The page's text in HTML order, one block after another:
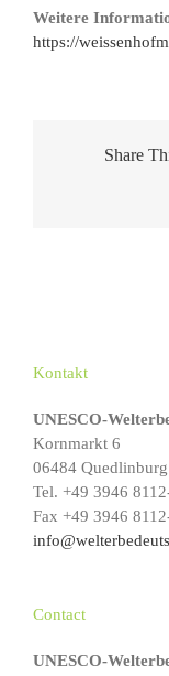
Weitere
https://
Share
Kontakt
UNESCO-
Kornmarkt 6
06484 Quedlinburg
Tel. +49 3946
Fax +49 3946
Contact
UNESCO-